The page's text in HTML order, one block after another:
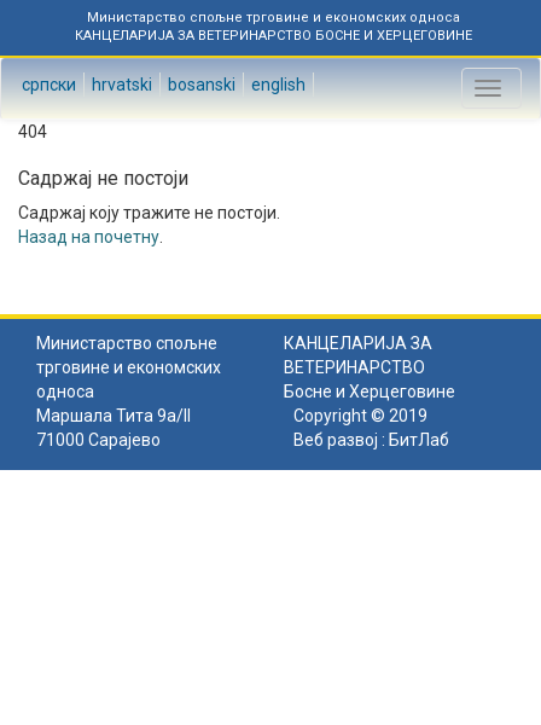
Министарство спољне трговине и економских односа
КАНЦЕЛАРИЈА ЗА ВЕТЕРИНАРСТВО БОСНЕ И ХЕРЦЕГОВИНЕ
српски hrvatski bosanski english
Toggle
404
Садржај не постоји
Садржај коју тражите не постоји.
Назад на почетну
Министарство спољне
трговине и економских
односа
КАНЦЕЛАРИЈА ЗА
ВЕТЕРИНАРСТВО
Босне и Херцеговине
Маршала Тита 9а/II
71000 Сарајево
Copyright © 2019
Веб развој : БитЛаб